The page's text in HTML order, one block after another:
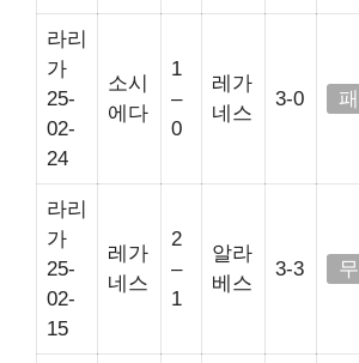
라리
가
25-
02-
24
소시
에다
1
–
0
레가
네스
3-0 패
라리
가
25-
02-
15
레가
네스
2
–
1
알라
베스
3-3 무